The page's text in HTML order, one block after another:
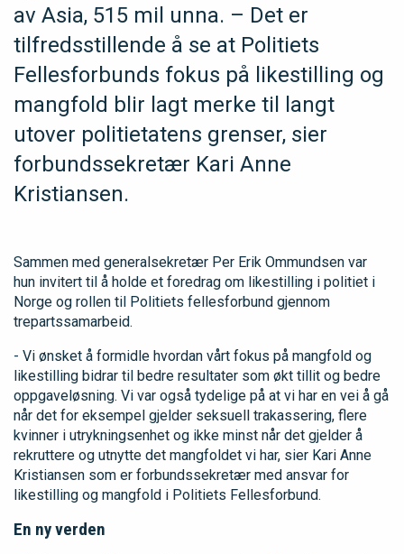
av Asia, 515 mil unna. – Det er
tilfredsstillende å se at Politiets
Fellesforbunds fokus på likestilling og
mangfold blir lagt merke til langt
utover politietatens grenser, sier
forbundssekretær Kari Anne
Kristiansen.
Sammen med generalsekretær Per Erik Ommundsen var
hun invitert til å holde et foredrag om likestilling i politiet i
Norge og rollen til Politiets fellesforbund gjennom
trepartssamarbeid.
- Vi ønsket å formidle hvordan vårt fokus på mangfold og
likestilling bidrar til bedre resultater som økt tillit og bedre
oppgaveløsning. Vi var også tydelige på at vi har en vei å gå
når det for eksempel gjelder seksuell trakassering, flere
kvinner i utrykningsenhet og ikke minst når det gjelder å
rekruttere og utnytte det mangfoldet vi har, sier Kari Anne
Kristiansen som er forbundssekretær med ansvar for
likestilling og mangfold i Politiets Fellesforbund.
En ny verden